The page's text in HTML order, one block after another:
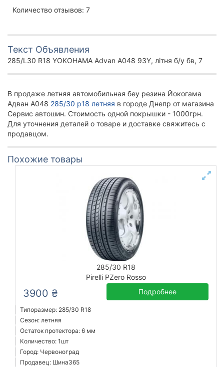
Количество отзывов: 7
Текст Объявления
285/L30 R18 YOKOHAMA Advan A048 93Y, літня б/у бв, 7
В продаже летняя автомобильная беу резина Йокогама
Адван А048 285/30 р18 летняя в городе Днепр от магазина
Сервис автошин. Стоимость одной покрышки - 1000грн.
Для уточнения деталей о товаре и доставке свяжитесь с
продавцом.
Похожие товары
285/30 R18
Pirelli PZero Rosso
3900 ₴ Подробнее
Типоразмер: 285/30 R18
Сезон: летняя
Остаток протектора: 6 мм
Количество: 1шт
Город: Червоноград
Продавец: Шина365